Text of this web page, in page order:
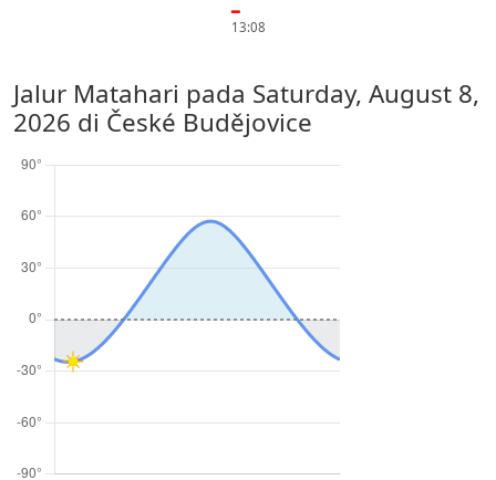
━
13:08
Jalur Matahari pada Saturday, August 8,
2026 di České Budějovice